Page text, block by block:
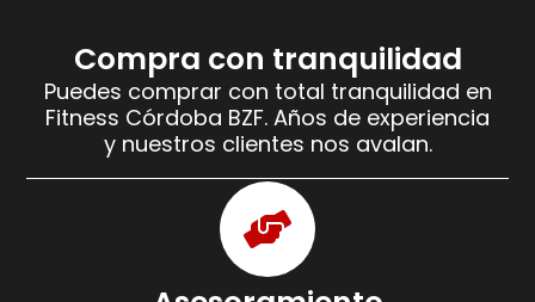
Compra con tranquilidad
Puedes comprar con total tranquilidad en
Fitness Córdoba BZF. Años de experiencia
y nuestros clientes nos avalan.